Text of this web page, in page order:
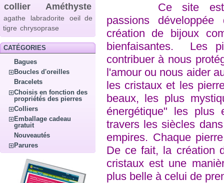
collier
Améthyste
agathe labradorite
oeil de
tigre chrysoprase
CATÉGORIES
Bagues
Boucles d'oreilles
Bracelets
Choisis en fonction des
propriétés des pierres
Colliers
Emballage cadeau
gratuit
Nouveautés
Parures
Ce site
passions
création de bijoux
bienfaisantes. Les
contribuer à nous
l'amour ou nous aider
les cristaux et les
beaux, les plus
énergétique" les
travers les siècles
empires. Chaque
De ce fait, la création
cristaux est une
plus belle à celui de